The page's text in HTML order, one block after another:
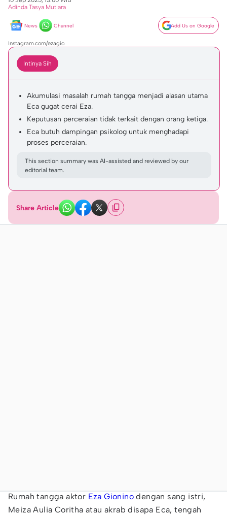
Adinda Tasya Mutiara
News Channel Add Us on Google
Instagram.com/ezagio
Intinya Sih
Akumulasi masalah rumah tangga menjadi alasan utama
Eca gugat cerai Eza.
Keputusan perceraian tidak terkait dengan orang ketiga.
Eca butuh dampingan psikolog untuk menghadapi
proses perceraian.
This section summary was AI-assisted and reviewed by our
editorial team.
Share Article
Rumah tangga aktor Eza Gionino dengan sang istri,
Meiza Aulia Coritha atau akrab disapa Eca, tengah